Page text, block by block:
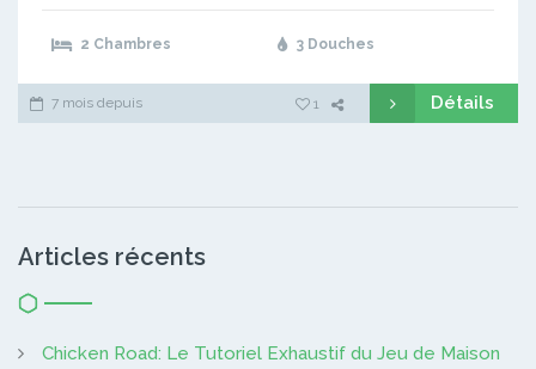
2 Chambres 3 Douches
7 mois depuis 1 Détails
Articles récents
Chicken Road: Le Tutoriel Exhaustif du Jeu de Maison